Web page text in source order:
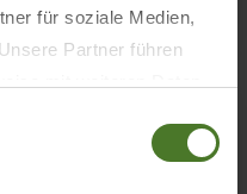
für soziale Medien,
Partner führen
Dienste gesammelt